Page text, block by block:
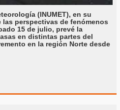
(INUMET), en su
perspectivas de fenómenos
15 de julio, prevé la
en distintas partes del
en la región Norte desde